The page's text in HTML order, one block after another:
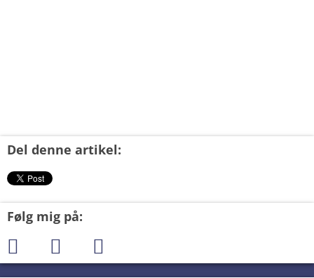
Del denne artikel:
Følg mig på: